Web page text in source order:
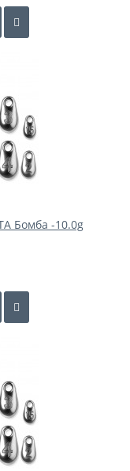
Бомба -10.0g